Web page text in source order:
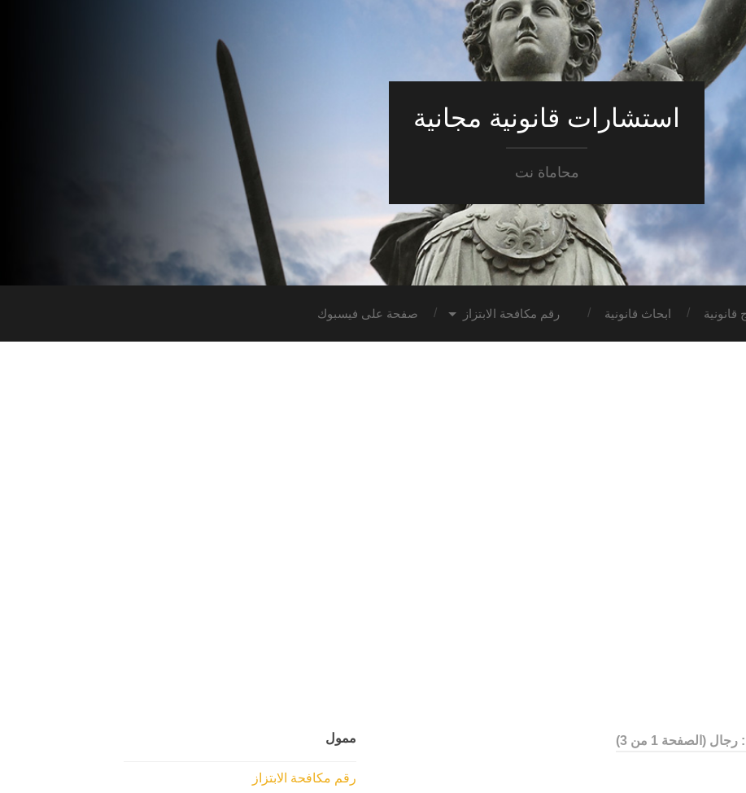
استشارات قانونية مجانية
محاماة نت
ابحاث قانونية رقم مكافحة الابتزاز صفحة على فيسبوك
رجال(الصفحة 1 من 3) ممول
رقم مكافحة الابتزاز